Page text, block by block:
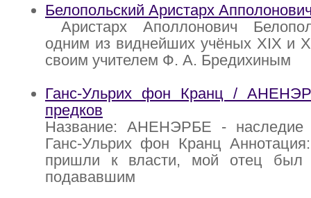
Белопольский Аристарх
Аристарх Аполлонович
одним из виднейших учёных XIX и
своим учителем Ф. А. Бредихиным
Ганс-Ульрих фон Кранц /
предков
Название: АНЕНЭРБЕ - наследие
Ганс-Ульрих фон Кранц
пришли к власти, мой отец
подававшим